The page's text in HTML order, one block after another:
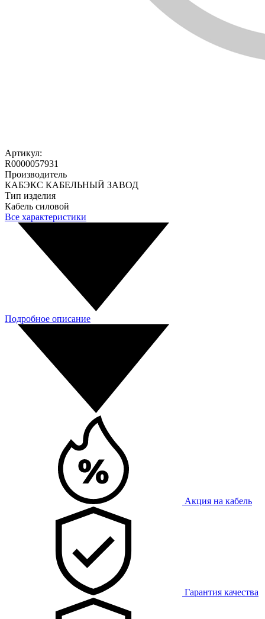
Артикул:
R0000057931
Производитель
КАБЭКС КАБЕЛЬНЫЙ ЗАВОД
Тип изделия
Кабель силовой
Все характеристики
Подробное описание
Акция на кабель
Гарантия качества